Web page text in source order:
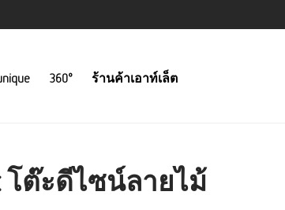
360° ร้านค้าเอาท์เล็ต
โต๊ะดีไซน์ลายไม้